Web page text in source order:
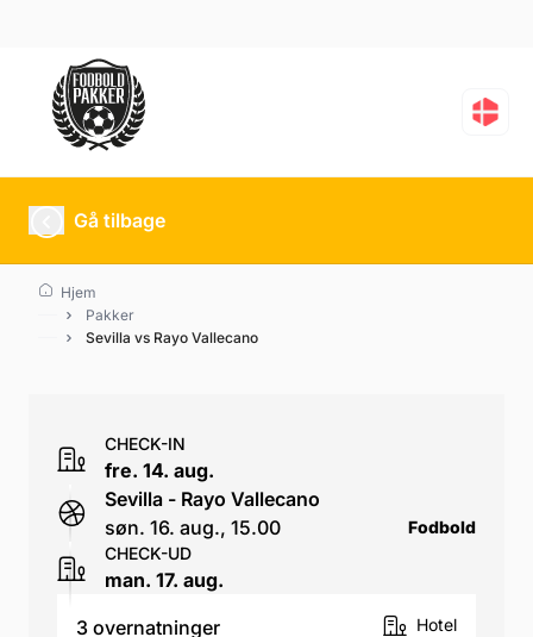
Sevilla vs Rayo
Gå tilbage
Hjem
Pakker
Sevilla vs Rayo Vallecano
CHECK-IN
fre. 14. aug.
Sevilla - Rayo Vallecano
søn. 16. aug., 15.00
Fodbold
CHECK-UD
man. 17. aug.
3 overnatninger
Hotel